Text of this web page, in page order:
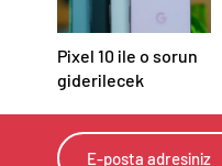
Pixel 10 ile o sorun
giderilecek